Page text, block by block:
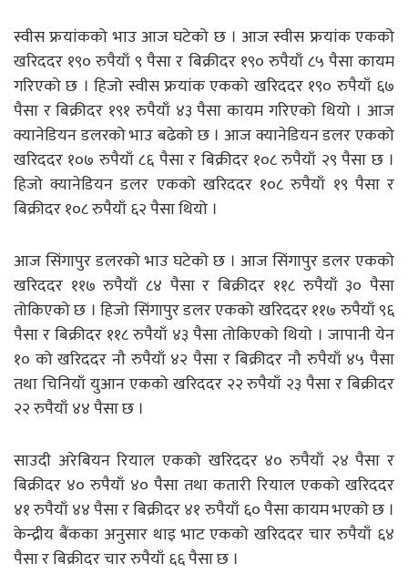
स्वीस फ्रयांकको भाउ आज घटेको छ । आज स्वीस फ्रयांक एकको
खरिददर १९० रुपैयाँ ९ पैसा र बिक्रीदर १९० रुपैयाँ ८५ पैसा कायम
गरिएको छ । हिजो स्वीस फ्रयांक एकको खरिददर १९० रुपैयाँ ६७
पैसा र बिक्रीदर १९१ रुपैयाँ ४३ पैसा कायम गरिएको थियो । आज
क्यानेडियन डलरको भाउ बढेको छ । आज क्यानेडियन डलर एकको
खरिददर १०७ रुपैयाँ ८६ पैसा र बिक्रीदर १०८ रुपैयाँ २९ पैसा छ ।
हिजो क्यानेडियन डलर एकको खरिददर १०८ रुपैयाँ १९ पैसा र
बिक्रीदर १०८ रुपैयाँ ६२ पैसा थियो ।
आज सिंगापुर डलरको भाउ घटेको छ । आज सिंगापुर डलर एकको
खरिददर ११७ रुपैयाँ ८४ पैसा र बिक्रीदर ११८ रुपैयाँ ३० पैसा
तोकिएको छ । हिजो सिंगापुर डलर एकको खरिददर ११७ रुपैयाँ ९६
पैसा र बिक्रीदर ११८ रुपैयाँ ४३ पैसा तोकिएको थियो । जापानी येन
१० को खरिददर नौ रुपैयाँ ४२ पैसा र बिक्रीदर नौ रुपैयाँ ४५ पैसा
तथा चिनियाँ युआन एकको खरिददर २२ रुपैयाँ २३ पैसा र बिक्रीदर
२२ रुपैयाँ ४४ पैसा छ ।
साउदी अरेबियन रियाल एकको खरिददर ४० रुपैयाँ २४ पैसा र
बिक्रीदर ४० रुपैयाँ ४० पैसा तथा कतारी रियाल एकको खरिददर
४१ रुपैयाँ ४४ पैसा र बिक्रीदर ४१ रुपैयाँ ६० पैसा कायम भएको छ ।
केन्द्रीय बैंकका अनुसार थाइ भाट एकको खरिददर चार रुपैयाँ ६४
पैसा र बिक्रीदर चार रुपैयाँ ६६ पैसा छ ।